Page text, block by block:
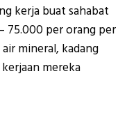
kerja buat sahabat
75.000 per orang per
mineral, kadang
mereka